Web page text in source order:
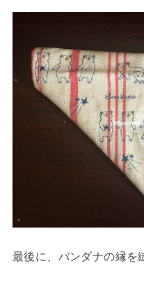
最後に、バンダナの縁を